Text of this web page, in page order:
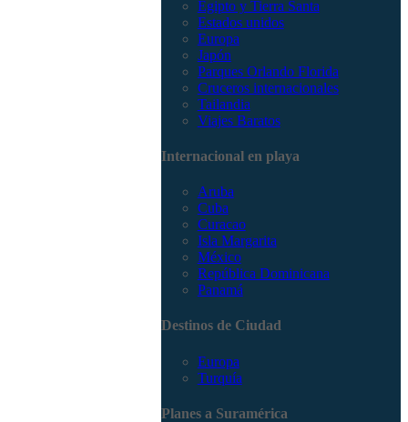
Egipto y Tierra Santa
Estados unidos
Europa
Japón
Parques Orlando Florida
Cruceros internacionales
Tailandia
Viajes Baratos
Internacional en playa
Aruba
Cuba
Curacao
Isla Margarita
México
República Dominicana
Panamá
Destinos de Ciudad
Europa
Turquía
Planes a Suramérica